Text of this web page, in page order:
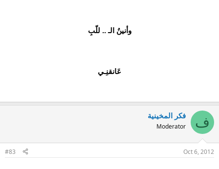
وأنينُ الـ .. للّبِ
عَانقنِـي
ف فكر المخينية
Moderator
Oct 6, 2012
#83